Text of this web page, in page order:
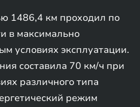
1486,4 км проходил по
в максимально
условиях эксплуатации.
составила 70 км/ч при
различного типа
режим